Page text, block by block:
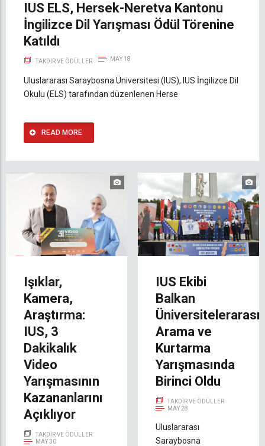
IUS ELS, Hersek-Neretva Kantonu
İngilizce Dil Yarışması Ödül Törenine
Katıldı
TAKDIR VE ÖDÜLLER MAY 18
Uluslararası Saraybosna Üniversitesi (IUS), IUS İngilizce Dil
Okulu (ELS) tarafından düzenlenen Herse
READ MORE
Işıklar,
Kamera,
Araştırma:
IUS, 3
Dakikalık
Video
Yarışmasının
Kazananlarını
Açıklıyor
TAKDIR VE ÖDÜLLER
MAY 30
IUS Ekibi
Balkan
Üniversitelerarası
Arama ve
Kurtarma
Yarışmasında
Birinci Oldu
TAKDIR VE ÖDÜLLER
MAY 28
Uluslararası
Saraybosna